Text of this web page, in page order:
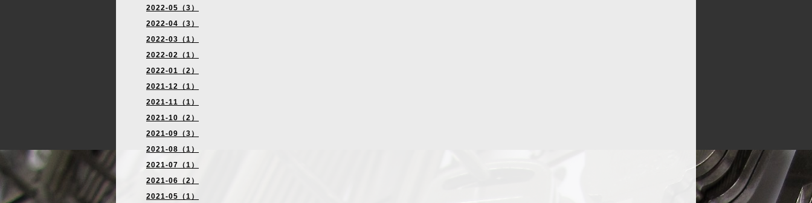
2022-05（3）
2022-04（3）
2022-03（1）
2022-02（1）
2022-01（2）
2021-12（1）
2021-11（1）
2021-10（2）
2021-09（3）
2021-08（1）
2021-07（1）
2021-06（2）
2021-05（1）